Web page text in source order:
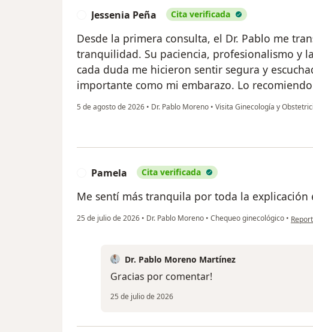
Jessenia Peña Cita verificada
Desde la primera consulta, el Dr. Pablo me
tranquilidad. Su paciencia, profesionalismo y
cada duda me hicieron sentir segura y
importante como mi embarazo. Lo
5 de agosto de 2026 • Dr. Pablo Moreno • Visita Ginecología y
Pamela Cita verificada
Me sentí más tranquila por toda la explicación
25 de julio de 2026 • Dr. Pablo Moreno • Chequeo ginecológico • en
Dr. Pablo Moreno Martínez
Gracias por comentar!
25 de julio de 2026